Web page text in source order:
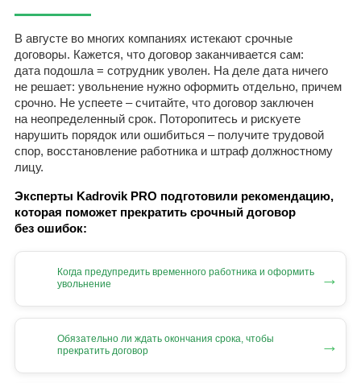
В августе во многих компаниях истекают срочные
договоры. Кажется, что договор заканчивается сам:
дата подошла = сотрудник уволен. На деле дата ничего
не решает: увольнение нужно оформить отдельно, причем
срочно. Не успеете – считайте, что договор заключен
на неопределенный срок. Поторопитесь и рискуете
нарушить порядок или ошибиться – получите трудовой
спор, восстановление работника и штраф должностному
лицу.
Эксперты Kadrovik PRO подготовили рекомендацию,
которая поможет прекратить срочный договор
без ошибок:
Когда предупредить временного работника и оформить
увольнение
→
Обязательно ли ждать окончания срока, чтобы
прекратить договор
→